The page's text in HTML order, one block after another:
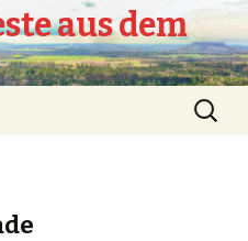
aus dem
Suchen
nach: